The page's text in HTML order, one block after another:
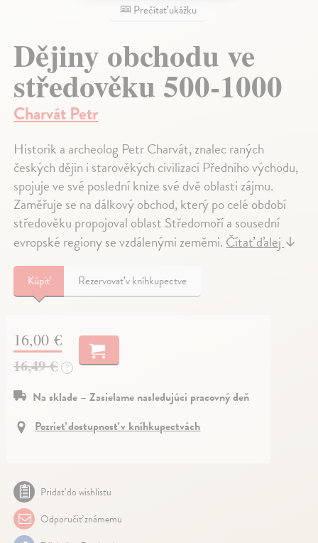
Prečítať ukážku
Dějiny obchodu ve
středověku 500-1000
Charvát Petr
Historik a archeolog Petr Charvát, znalec raných
českých dějin i starověkých civilizací Předního východu,
spojuje ve své poslední knize své dvě oblasti zájmu.
Zaměřuje se na dálkový obchod, který po celé období
středověku propojoval oblast Středomoří a sousední
evropské regiony se vzdálenými zeměmi.Čítať ďalej↓
Kúpiť Rezervovať v kníhkupectve
16,00 €
16,49 € ?
Na sklade – Zasielame nasledujúci pracovný deň
Pozrieť dostupnosť v kníhkupectvách
Pridať do wishlistu
Odporučiť známemu